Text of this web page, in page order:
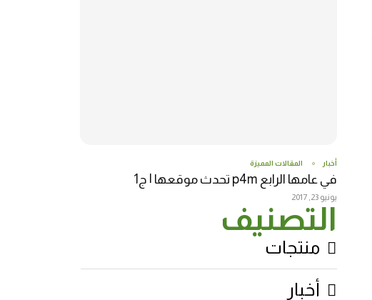
أخبار المقالات المميزة
في عامها الرابع p4m تحدث موقعها | ج1
يونيو 23, 2017
التصنيف
منتجات
أخبار